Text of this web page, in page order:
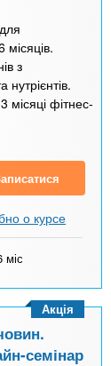
місяців.
з
місяці фітнес-
о курсе
міс
семінар
Акція